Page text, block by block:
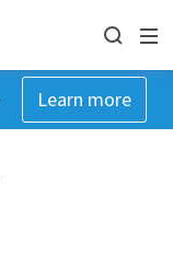
Learn more